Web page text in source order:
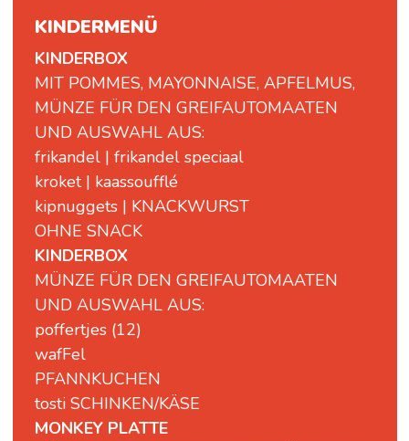
KINDERMENÜ
KINDERBOX
MIT POMMES, MAYONNAISE, APFELMUS,
MÜNZE FÜR DEN GREIFAUTOMAATEN
UND AUSWAHL AUS:
frikandel | frikandel speciaal
kroket | kaassoufflé
kipnuggets | KNACKWURST
OHNE SNACK
KINDERBOX
MÜNZE FÜR DEN GREIFAUTOMAATEN
UND AUSWAHL AUS:
poffertjes (12)
wafFel
PFANNKUCHEN
tosti SCHINKEN/KÄSE
MONKEY PLATTE